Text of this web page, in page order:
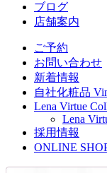
ブログ
店舗案内
ご予約
お問い合わせ
新着情報
自社化粧品
Lena Virtue
Lena
採用情報
ONLINE